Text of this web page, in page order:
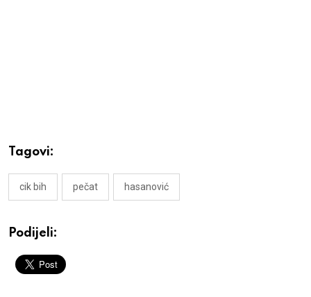
Tagovi:
cik bih pečat hasanović
Podijeli: